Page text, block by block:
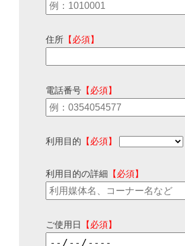
住所 【必須】
電話番号 【必須】
利用目的 【必須】
利用目的の詳細 【必須】
ご使用日 【必須】